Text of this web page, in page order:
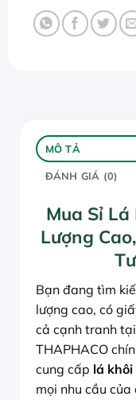
MÔ TẢ
ĐÁNH GIÁ (0)
Mua Sỉ Lá
Lượng
Bạn đang tìm
lượng cao, có
cả cạnh tranh
THAPHACO
cung cấp lá
mọi nhu cầu